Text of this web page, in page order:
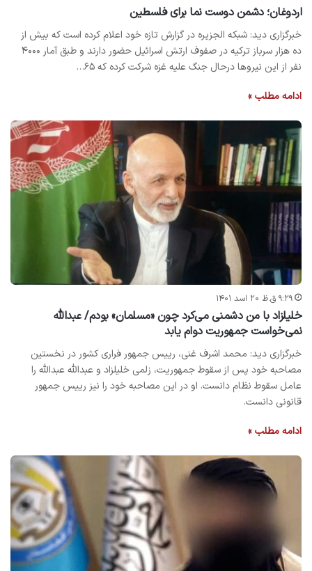
اردوغان؛ دشمن دوست نما برای فلسطین
خبرگزاری دید: شبکه الجزیره در گزارش تازه خود اعلام کرده است که بیش از
ده هزار سرباز ترکیه در صفوف ارتش اسرائیل حضور دارند و طبق آمار ۴۰۰۰
نفر از این نیروها درحال جنگ علیه غزه شرکت کرده که ۶۵…
ادامه مطلب »
۹:۲۹ ق.ظ ۲۰ اسد ۱۴۰۱
خلیلزاد با من دشمنی می‌کرد چون «مسلمان» بودم/ عبدالله
نمی‌خواست جمهوریت دوام یابد
خبرگزاری دید: محمد اشرف غنی، رییس جمهور فراری کشور در نخستین
مصاحبه خود پس از سقوط جمهوریت، زلمی خلیلزاد و عبدالله عبدالله را
عامل سقوط نظام دانست. او در این مصاحبه خود را نیز رییس جمهور
قانونی دانست.
ادامه مطلب »